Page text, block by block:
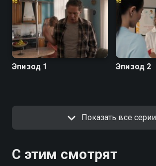
Эпизод 1 Эпизод 2
Показать все серии
С этим смотрят